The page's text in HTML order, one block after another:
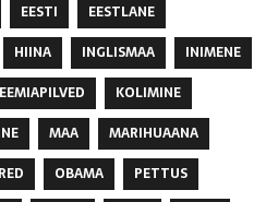
EESTI
EESTLANE
HIINA INGLISMAA
INIMENE
KOLIMINE
MAA
MARIHUAANA
OBAMA
PETTUS